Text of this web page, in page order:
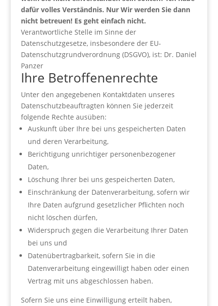
dafür volles Verständnis. Nur Wir werden Sie dann
nicht betreuen! Es geht einfach nicht.
Verantwortliche Stelle im Sinne der
Datenschutzgesetze, insbesondere der EU-
Datenschutzgrundverordnung (DSGVO), ist: Dr. Daniel
Panzer
Ihre Betroffenenrechte
Unter den angegebenen Kontaktdaten unseres
Datenschutzbeauftragten können Sie jederzeit
folgende Rechte ausüben:
Auskunft über Ihre bei uns gespeicherten Daten
und deren Verarbeitung,
Berichtigung unrichtiger personenbezogener
Daten,
Löschung Ihrer bei uns gespeicherten Daten,
Einschränkung der Datenverarbeitung, sofern wir
Ihre Daten aufgrund gesetzlicher Pflichten noch
nicht löschen dürfen,
Widerspruch gegen die Verarbeitung Ihrer Daten
bei uns und
Datenübertragbarkeit, sofern Sie in die
Datenverarbeitung eingewilligt haben oder einen
Vertrag mit uns abgeschlossen haben.
Sofern Sie uns eine Einwilligung erteilt haben,